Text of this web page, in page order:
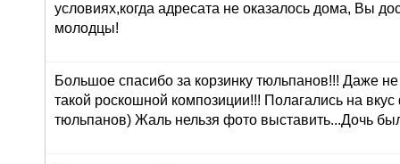
условиях,когда адресата не оказалось дома, Вы
молодцы!
Большое спасибо за корзинку тюльпанов!!! Даже
такой роскошной композиции!!! Полагались на
тюльпанов) Жаль нельзя фото выставить...Дочь